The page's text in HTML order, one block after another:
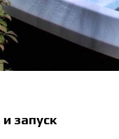
запуск